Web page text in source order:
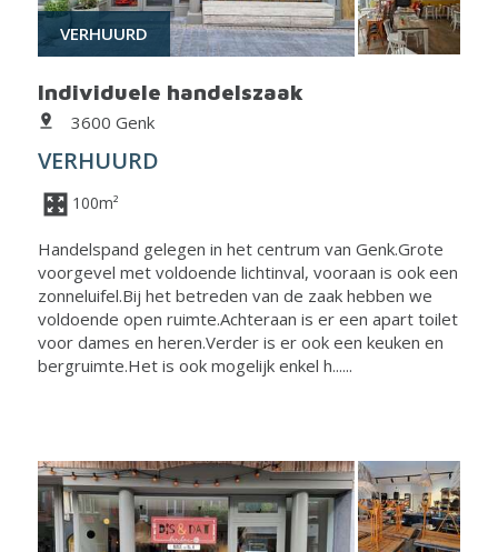
VERHUURD
Individuele handelszaak
3600 Genk
VERHUURD
100m²
Handelspand gelegen in het centrum van Genk.Grote
voorgevel met voldoende lichtinval, vooraan is ook een
zonneluifel.Bij het betreden van de zaak hebben we
voldoende open ruimte.Achteraan is er een apart toilet
voor dames en heren.Verder is er ook een keuken en
bergruimte.Het is ook mogelijk enkel h......